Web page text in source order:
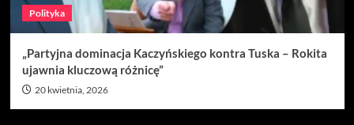
Polityka
„Partyjna dominacja Kaczyńskiego kontra Tuska – Rokita
ujawnia kluczową różnicę”
20 kwietnia, 2026